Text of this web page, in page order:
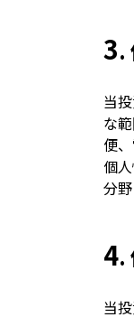
3.
当
な
便
個
分
4.
当